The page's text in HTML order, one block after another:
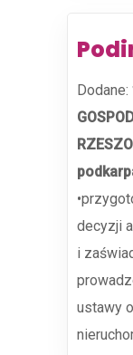
Dodane:
decyzji
i
ustawy